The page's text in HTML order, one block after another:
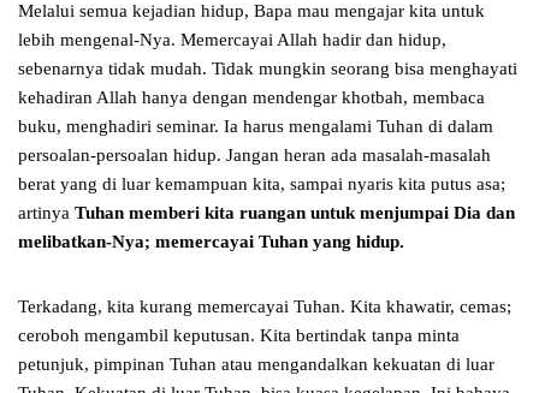
Melalui semua kejadian hidup, Bapa mau mengajar kita untuk
lebih mengenal-Nya. Memercayai Allah hadir dan hidup,
sebenarnya tidak mudah. Tidak mungkin seorang bisa menghayati
kehadiran Allah hanya dengan mendengar khotbah, membaca
buku, menghadiri seminar. Ia harus mengalami Tuhan di dalam
persoalan-persoalan hidup. Jangan heran ada masalah-masalah
berat yang di luar kemampuan kita, sampai nyaris kita putus asa;
artinya Tuhan memberi kita ruangan untuk menjumpai Dia dan
melibatkan-Nya; memercayai Tuhan yang hidup.
Terkadang, kita kurang memercayai Tuhan. Kita khawatir, cemas;
ceroboh mengambil keputusan. Kita bertindak tanpa minta
petunjuk, pimpinan Tuhan atau mengandalkan kekuatan di luar